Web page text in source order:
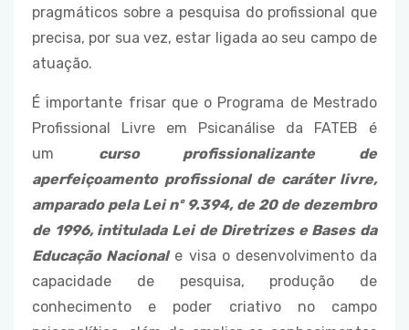
pragmáticos sobre a pesquisa do profissional que
precisa, por sua vez, estar ligada ao seu campo de
atuação.
É importante frisar que o Programa de Mestrado
Profissional Livre em Psicanálise da FATEB é
um curso profissionalizante de
aperfeiçoamento profissional de caráter livre,
amparado pela Lei nº 9.394, de 20 de dezembro
de 1996, intitulada Lei de Diretrizes e Bases da
Educação Nacionale visa o desenvolvimento da
capacidade de pesquisa, produção de
conhecimento e poder criativo no campo